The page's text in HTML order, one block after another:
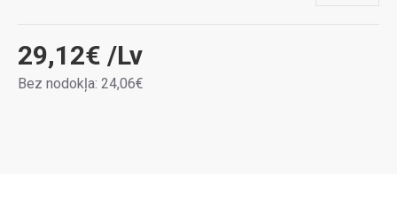
29,12€ /Lv
Bez nodokļa: 24,06€